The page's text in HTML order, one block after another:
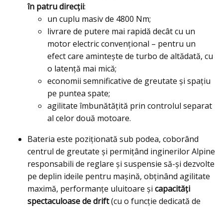
în patru direcții:
un cuplu masiv de 4800 Nm;
livrare de putere mai rapidă decât cu un
motor electric convențional – pentru un
efect care amintește de turbo de altădată, cu
o latență mai mică;
economii semnificative de greutate și spațiu
pe puntea spate;
agilitate îmbunătățită prin controlul separat
al celor două motoare.
Bateria este poziționată sub podea, coborând
centrul de greutate și permițând inginerilor Alpine
responsabili de reglare și suspensie să-și dezvolte
pe deplin ideile pentru mașină, obținând agilitate
maximă, performanțe uluitoare și capacități
spectaculoase de drift(cu o funcție dedicată de